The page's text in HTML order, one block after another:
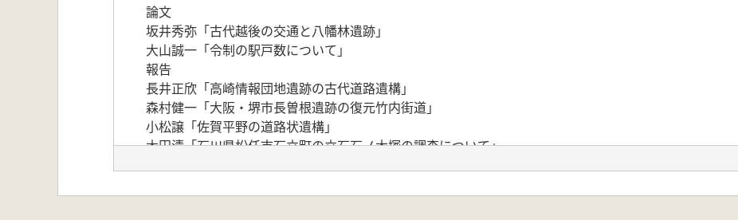
論文
坂井秀弥「古代越後の交通と八幡林遺跡」
大山誠一「令制の駅戸数について」
報告
長井正欣「高崎情報団地遺跡の古代道路遺構」
森村健一「大阪・堺市長曽根遺跡の復元竹内街道」
小松譲「佐賀平野の道路状遺構」
木田清「石川県松任市石立町の立石石ノ木塚の調査について」
岸本道昭「その後の布勢駅家」